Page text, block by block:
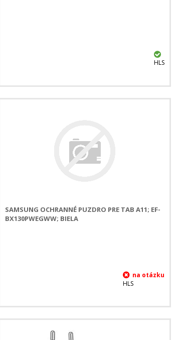
HLS
SAMSUNG OCHRANNÉ PUZDRO PRE TAB A11; EF-
BX130PWEGWW; BIELA
HLS